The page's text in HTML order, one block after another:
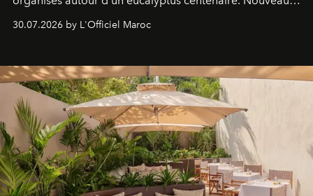
Lobby Bien-Être et Beauté, exclusivité mondiale en
neuro-cosmétique, parcours thermal et studio dédié au
entièreté, entre science des émotions et rituels
reposants.
30.07.2026 by L'Officiel Maroc